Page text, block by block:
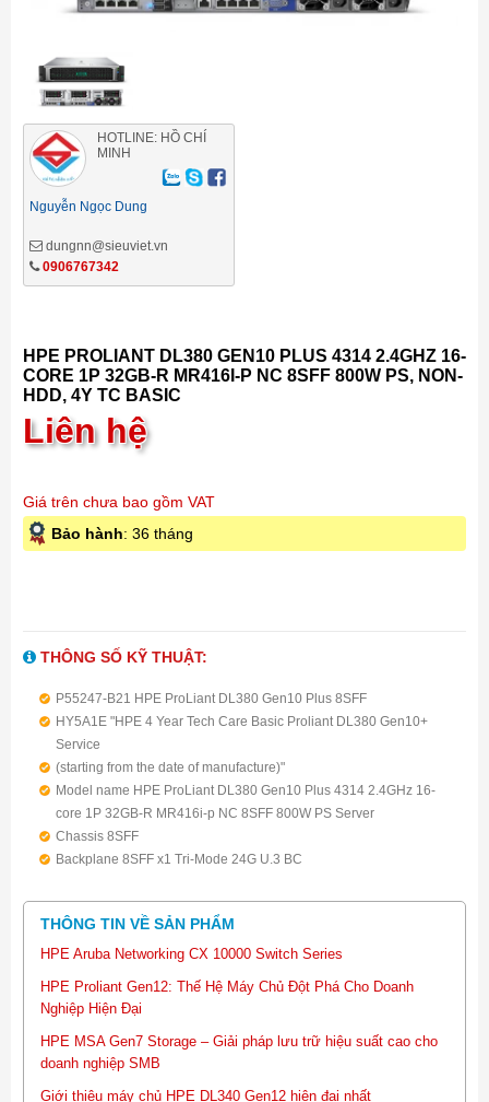
HOTLINE: HỒ CHÍ
MINH
Nguyễn Ngọc Dung
dungnn@sieuviet.vn
0906767342
HPE PROLIANT DL380 GEN10 PLUS 4314 2.4GHZ 16-
CORE 1P 32GB-R MR416I-P NC 8SFF 800W PS, NON-
HDD, 4Y TC BASIC
Liên hệ
Giá trên chưa bao gồm VAT
Bảo hành: 36 tháng
THÔNG SỐ KỸ THUẬT:
P55247-B21 HPE ProLiant DL380 Gen10 Plus 8SFF
HY5A1E "HPE 4 Year Tech Care Basic Proliant DL380 Gen10+
Service
(starting from the date of manufacture)"
Model name HPE ProLiant DL380 Gen10 Plus 4314 2.4GHz 16-
core 1P 32GB-R MR416i-p NC 8SFF 800W PS Server
Chassis 8SFF
Backplane 8SFF x1 Tri-Mode 24G U.3 BC
Number of processor One processor with standard heatsink
Memory 32 GB RDIMM 2R 3200 MT/s (1x 32 GB)
Network controller Broadcom BCM57412 Ethernet 10Gb 2-port
Storage controller MR416i-p/4GB with Smart Storage Battery
PCIe slot 3 PCIe: x8/x16/x8
Power supply HPE 800W Flex Slot Platinum Hot Plug Low Halogen
Power Supply Kit
Fan HPE DL38X Gen10 Plus Maximum Performance Fan Kit
THÔNG TIN VỀ SẢN PHẨM
HPE Aruba Networking CX 10000 Switch Series
HPE Proliant Gen12: Thế Hệ Máy Chủ Đột Phá Cho Doanh
Nghiệp Hiện Đại
HPE MSA Gen7 Storage – Giải pháp lưu trữ hiệu suất cao cho
doanh nghiệp SMB
Giới thiệu máy chủ HPE DL340 Gen12 hiện đại nhất